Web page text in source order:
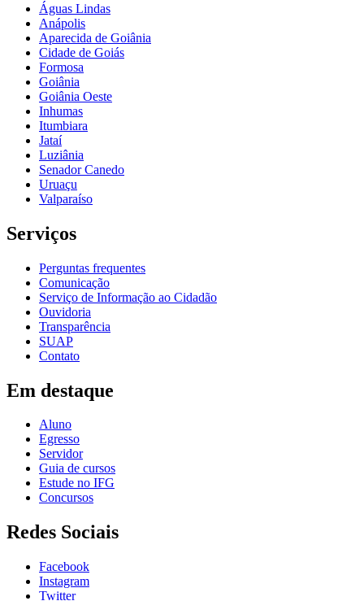
Águas Lindas
Anápolis
Aparecida de Goiânia
Cidade de Goiás
Formosa
Goiânia
Goiânia Oeste
Inhumas
Itumbiara
Jataí
Luziânia
Senador Canedo
Uruaçu
Valparaíso
Serviços
Perguntas frequentes
Comunicação
Serviço de Informação ao Cidadão
Ouvidoria
Transparência
SUAP
Contato
Em destaque
Aluno
Egresso
Servidor
Guia de cursos
Estude no IFG
Concursos
Redes Sociais
Facebook
Instagram
Twitter